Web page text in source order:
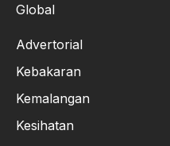
Global
Advertorial
Kebakaran
Kemalangan
Kesihatan